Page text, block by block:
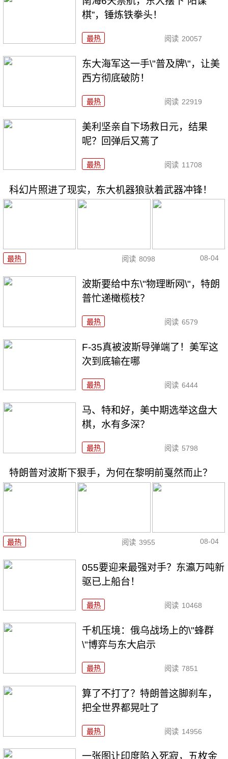
棋”，锤炼铁拳头！
最热 阅读 20057
东大海军这一手\"普及牌\"，让美
西方彻底破防！
最热 阅读 22919
美利坚亲自下场救日元，结果
呢？回弹后又蔫了
最热 阅读 11708
科幻片照进了现实，东大机器狼驮着武器冲锋！
最热 阅读 8098 08-04
波斯要给中东\"物理断网\"，特朗
普忙递橄榄枝？
最热 阅读 6579
F-35真被波斯导弹端了！美军这
次到底输在哪
最热 阅读 6444
马、特和好，美中期选举这盘大
棋，水有多深？
最热 阅读 5798
特朗普对波斯下狠手，为何在黎明前戛然而止？
最热 阅读 3955 08-04
055要迎来最强对手？东瀛万吨新
驱已上船台！
最热 阅读 10468
千机压境：俄乌战场上的\"蜂群
\"博弈与东大启示
最热 阅读 7851
算了不打了？特朗普这脚刹车，
把全世界都晃吐了
最热 阅读 14956
一张图让印度陷入死寂，五枚金